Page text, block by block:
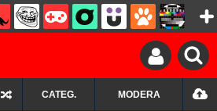
CATEG. MODERA